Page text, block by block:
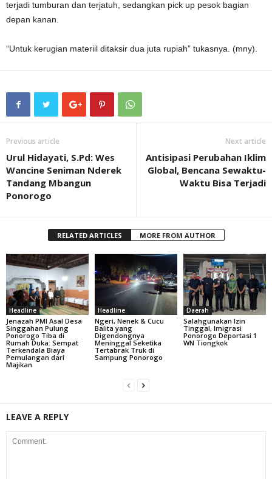
terjadi tumburan dan terjatuh, sedangkan pick up pesok bagian
depan kanan.
“Untuk kerugian materiil ditaksir dua juta rupiah” tukasnya. (mny).
Previous article
Urul Hidayati, S.Pd: Wes
Wancine Seniman Nderek
Tandang Mbangun
Ponorogo
Next article
Antisipasi Perubahan Iklim
Global, Bencana Sewaktu-
Waktu Bisa Terjadi
RELATED ARTICLES MORE FROM AUTHOR
Headline
Jenazah PMI Asal Desa
Singgahan Pulung
Ponorogo Tiba di
Rumah Duka: Sempat
Terkendala Biaya
Pemulangan dari
Majikan
Headline
Ngeri, Nenek & Cucu
Balita yang
Digendongnya
Meninggal Seketika
Tertabrak Truk di
Sampung Ponorogo
Daerah
Salahgunakan Izin
Tinggal, Imigrasi
Ponorogo Deportasi 1
WN Tiongkok
LEAVE A REPLY